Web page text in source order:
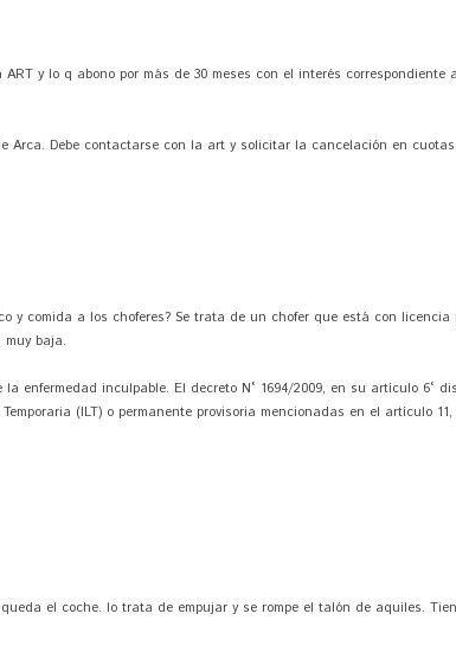
y lo q abono por más de 30 meses con el interés correspondiente
Arca. Debe contactarse con la art y solicitar la cancelación en
y comida a los choferes? Se trata de un chofer que está con licencia
baja.
inculpable. El decreto N° 1694/2009, en su artículo 6°
(ILT) o permanente provisoria mencionadas en el artículo
el coche. lo trata de empujar y se rompe el talón de aquiles.